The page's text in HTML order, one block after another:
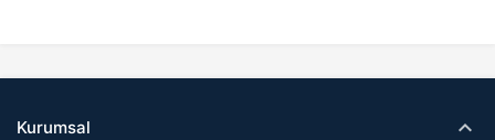
Kurumsal